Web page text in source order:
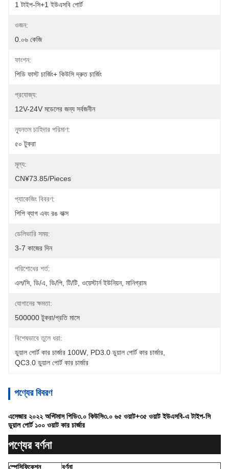
1 টাইপ-সি+1 ইউএসবি পোর্ট
ওজন:
0.০৬ কেজি
ফাংশন:
পিডি ফাস্ট চার্জিং+ কিউসি দ্রুত চার্জিং
প্রযোজ্য:
12V-24V মডেলের জন্য সর্বজনীন
ন্যূনতম চাহিদার পরিমাণ:
৫০ টুকরা
মূল্য:
CN¥73.85/pieces
প্যাকেজিং বিবরণ:
পিপি ব্যাগ এবং রঙ বাক্স
ডেলিভারি সময়:
3-7 কাজের দিন
পরিশোধের শর্ত:
এল/সি, ডি/এ, ডি/পি, টি/টি, ওয়েস্টার্ন ইউনিয়ন, মানিগ্রাম
যোগানের ক্ষমতা:
500000 টুকরা/প্রতি মাসে
বিশেষভাবে তুলে ধরা:
ডুয়াল পোর্ট কার চার্জার 100W PD3.0 ডুয়াল পোর্ট কার চার্জার
QC3.0 ডুয়াল পোর্ট কার চার্জার
পণ্যের বিবরণ
এসেজার ২০২২ অপ্টিমাস পিডি৩.০ কিউসি৩.০ ৬৫ ওয়াট+৩৫ ওয়াট ইউএসবি-এ টাইপ-সি
ডুয়াল পোর্ট ১০০ ওয়াট কার চার্জার
পণ্যের বর্ণনা
স্পেসিফিকেশন বর্ণনা